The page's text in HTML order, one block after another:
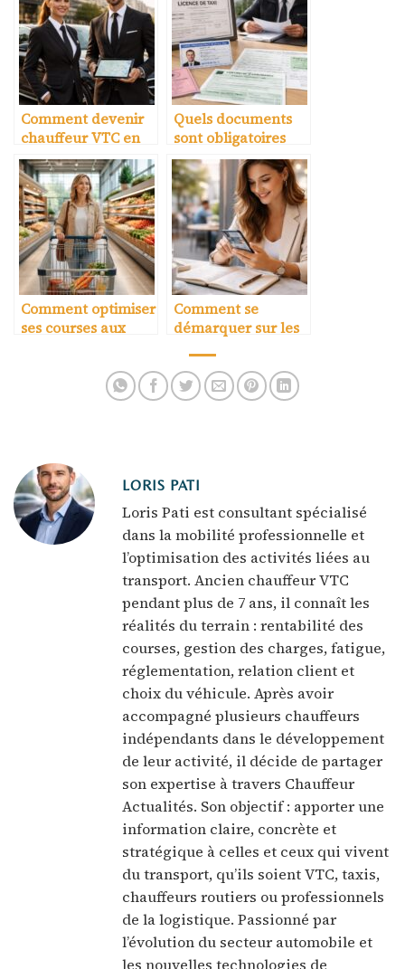
Comment devenir
chauffeur VTC en
France en 2026
Quels documents
sont obligatoires
pour exercer en
taxi
Comment optimiser
ses courses aux
Comment se
démarquer sur les
LORIS PATI
Loris Pati est consultant spécialisé
dans la mobilité professionnelle et
l’optimisation des activités liées au
transport. Ancien chauffeur VTC
pendant plus de 7 ans, il connaît les
réalités du terrain : rentabilité des
courses, gestion des charges, fatigue,
réglementation, relation client et
choix du véhicule. Après avoir
accompagné plusieurs chauffeurs
indépendants dans le développement
de leur activité, il décide de partager
son expertise à travers Chauffeur
Actualités. Son objectif : apporter une
information claire, concrète et
stratégique à celles et ceux qui vivent
du transport, qu’ils soient VTC, taxis,
chauffeurs routiers ou professionnels
de la logistique. Passionné par
l’évolution du secteur automobile et
les nouvelles technologies de